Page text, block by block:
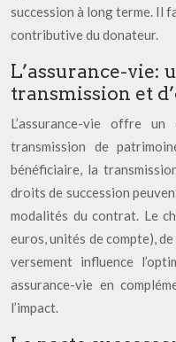
succession à long terme. Il
contributive du donateur.
L’assurance-vie:
transmission et
L’assurance-vie offre
transmission de
bénéficiaire, la
droits de succession
modalités du contrat. Le
euros, unités de compte),
versement influence
assurance-vie en
l’impact.